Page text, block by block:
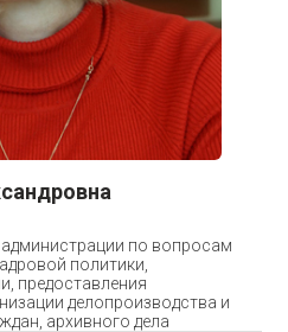
по вопросам
политики,
предоставления
делопроизводства и
архивного дела